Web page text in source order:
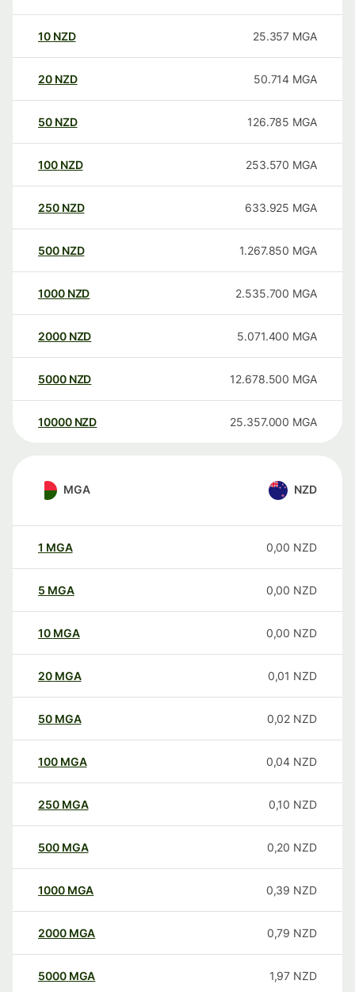
10 NZD 25.357 MGA
20 NZD 50.714 MGA
50 NZD 126.785 MGA
100 NZD 253.570 MGA
250 NZD 633.925 MGA
500 NZD 1.267.850 MGA
1000 NZD 2.535.700 MGA
2000 NZD 5.071.400 MGA
5000 NZD 12.678.500 MGA
10000 NZD 25.357.000 MGA
MGA NZD
1 MGA 0,00 NZD
5 MGA 0,00 NZD
10 MGA 0,00 NZD
20 MGA 0,01 NZD
50 MGA 0,02 NZD
100 MGA 0,04 NZD
250 MGA 0,10 NZD
500 MGA 0,20 NZD
1000 MGA 0,39 NZD
2000 MGA 0,79 NZD
5000 MGA 1,97 NZD